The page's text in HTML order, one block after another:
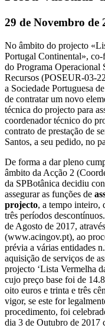
29 de Novembro de
No âmbito do projecto
Portugal Continental»,
do Programa Operacional
Recursos (POSEUR-03-
a Sociedade Portuguesa
de contratar um novo
técnica do projecto para
coordenador técnico do
contrato de prestação de
Santos, a seu pedido, no
De forma a dar pleno
âmbito da Acção 2
da SPBotânica decidiu
assegurar as funções de
projecto, a tempo inteiro,
três períodos
de Agosto de 2017,
(www.acingov.pt), ao
prévia a várias entidades
aquisição de serviços de
projecto ‘Lista Vermelha
cujo preço base foi de
oito euros e trinta e três
vigor, se este for
procedimento, foi
dia 3 de Outubro de 2017